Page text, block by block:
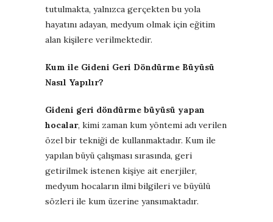
tutulmakta, yalnızca gerçekten bu yola
hayatını adayan, medyum olmak için eğitim
alan kişilere verilmektedir.
Kum ile Gideni Geri Döndürme Büyüsü
Nasıl Yapılır?
Gideni geri döndürme büyüsü yapan
hocalar, kimi zaman kum yöntemi adı verilen
özel bir tekniği de kullanmaktadır. Kum ile
yapılan büyü çalışması sırasında, geri
getirilmek istenen kişiye ait enerjiler,
medyum hocaların ilmi bilgileri ve büyülü
sözleri ile kum üzerine yansımaktadır.